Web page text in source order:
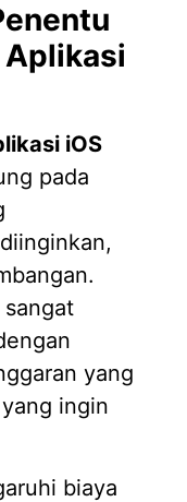
Aplikasi
iOS
pada
yang
ingin
biaya